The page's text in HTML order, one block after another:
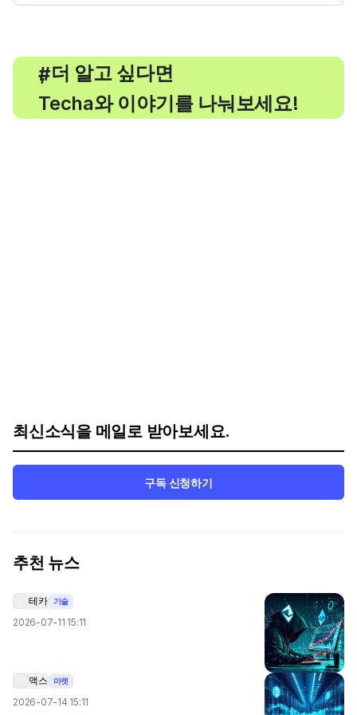
#
, 더 알고 싶다면
Techa와 이야기를 나눠보세요!
최신소식을 메일로 받아보세요.
구독 신청하기
추천 뉴스
테카 기술
2026-07-11 15:11
맥스 마켓
2026-07-14 15:11